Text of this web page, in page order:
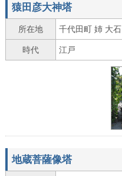
猿田彦大神塔
所在地 千代田町 姉 大石
時代 江戸
地蔵菩薩像塔